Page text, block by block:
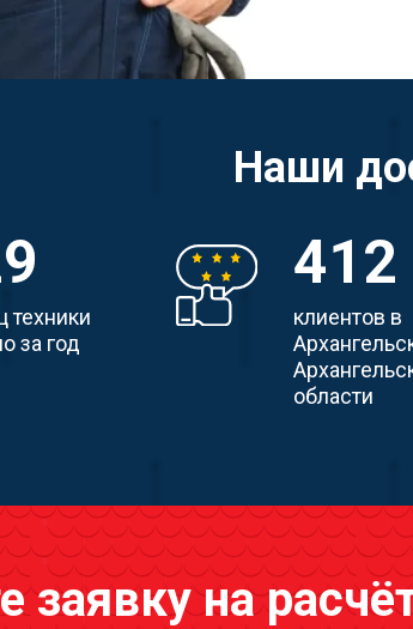
Наши
техники
за год
412
клиентов в
области
заявку на